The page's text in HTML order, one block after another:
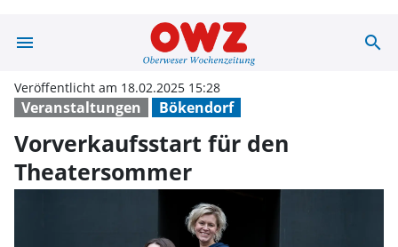
menu search
Veranstaltungen Bökendorf
Veröffentlicht am 18.02.2025 15:28
Vorverkaufsstart für den
Theatersommer